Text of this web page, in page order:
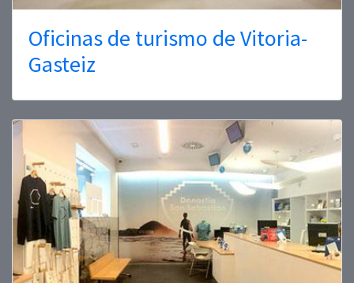
Oficinas de turismo de Vitoria-
Gasteiz